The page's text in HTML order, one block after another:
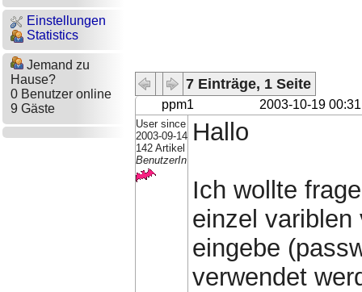
Einstellungen
Statistics
Jemand zu
Hause?
0 Benutzer online
9 Gäste
7 Einträge, 1 Seite
ppm1 2003-10-19 00:31
User since
2003-09-14
142 Artikel
BenutzerIn
Hallo
Ich wollte
einzel variblen
eingebe
verwendet